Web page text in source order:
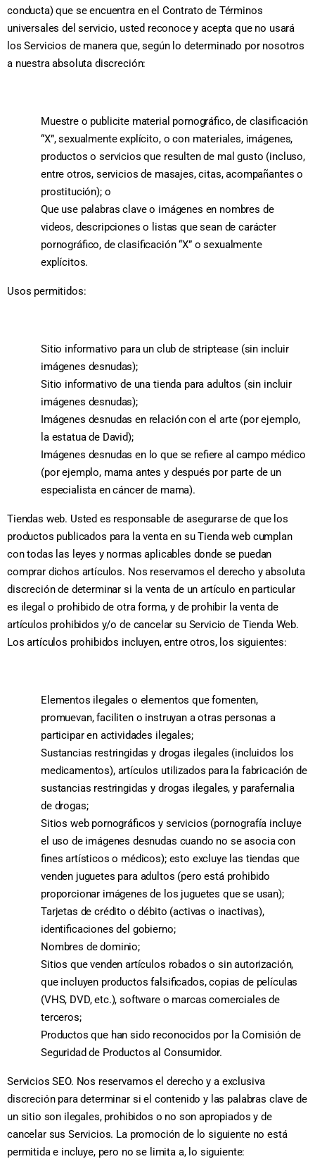
conducta) que se encuentra en el Contrato de Términos
universales del servicio, usted reconoce y acepta que no usará
los Servicios de manera que, según lo determinado por nosotros
a nuestra absoluta discreción:
Muestre o publicite material pornográfico, de clasificación
“X”, sexualmente explícito, o con materiales, imágenes,
productos o servicios que resulten de mal gusto (incluso,
entre otros, servicios de masajes, citas, acompañantes o
prostitución); o
Que use palabras clave o imágenes en nombres de
videos, descripciones o listas que sean de carácter
pornográfico, de clasificación “X” o sexualmente
explícitos.
Usos permitidos:
Sitio informativo para un club de striptease (sin incluir
imágenes desnudas);
Sitio informativo de una tienda para adultos (sin incluir
imágenes desnudas);
Imágenes desnudas en relación con el arte (por ejemplo,
la estatua de David);
Imágenes desnudas en lo que se refiere al campo médico
(por ejemplo, mama antes y después por parte de un
especialista en cáncer de mama).
Tiendas web. Usted es responsable de asegurarse de que los
productos publicados para la venta en su Tienda web cumplan
con todas las leyes y normas aplicables donde se puedan
comprar dichos artículos. Nos reservamos el derecho y absoluta
discreción de determinar si la venta de un artículo en particular
es ilegal o prohibido de otra forma, y de prohibir la venta de
artículos prohibidos y/o de cancelar su Servicio de Tienda Web.
Los artículos prohibidos incluyen, entre otros, los siguientes:
Elementos ilegales o elementos que fomenten,
promuevan, faciliten o instruyan a otras personas a
participar en actividades ilegales;
Sustancias restringidas y drogas ilegales (incluidos los
medicamentos), artículos utilizados para la fabricación de
sustancias restringidas y drogas ilegales, y parafernalia
de drogas;
Sitios web pornográficos y servicios (pornografía incluye
el uso de imágenes desnudas cuando no se asocia con
fines artísticos o médicos); esto excluye las tiendas que
venden juguetes para adultos (pero está prohibido
proporcionar imágenes de los juguetes que se usan);
Tarjetas de crédito o débito (activas o inactivas),
identificaciones del gobierno;
Nombres de dominio;
Sitios que venden artículos robados o sin autorización,
que incluyen productos falsificados, copias de películas
(VHS, DVD, etc.), software o marcas comerciales de
terceros;
Productos que han sido reconocidos por la Comisión de
Seguridad de Productos al Consumidor.
Servicios SEO. Nos reservamos el derecho y a exclusiva
discreción para determinar si el contenido y las palabras clave de
un sitio son ilegales, prohibidos o no son apropiados y de
cancelar sus Servicios. La promoción de lo siguiente no está
permitida e incluye, pero no se limita a, lo siguiente: